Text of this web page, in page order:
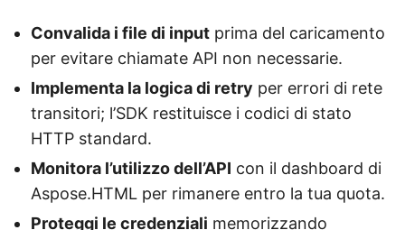
Convalida i file di input prima del caricamento
per evitare chiamate API non necessarie.
Implementa la logica di retry per errori di rete
transitori; l’SDK restituisce i codici di stato
HTTP standard.
Monitora l’utilizzo dell’API con il dashboard di
Aspose.HTML per rimanere entro la tua quota.
Proteggi le credenziali memorizzando